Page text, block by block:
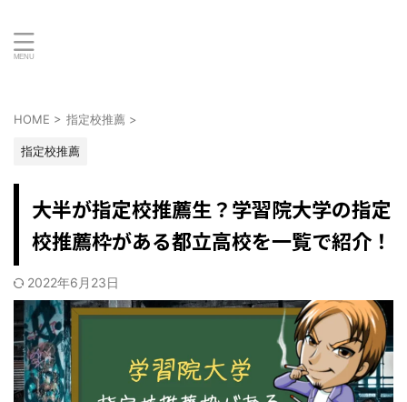
HOME > 指定校推薦 >
指定校推薦
大半が指定校推薦生？学習院大学の指定
校推薦枠がある都立高校を一覧で紹介！
2022年6月23日